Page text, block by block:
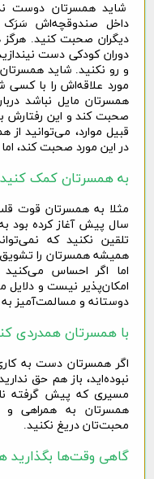
شاید همسرتان دوست
داخل صندوقچه‌‌اش سَرَک
دیگران صحبت کنید. هرگز
دوران کودکی دست
و رو نکنید. شاید
مورد علاقه‌اش را با
همسرتان مایل نباشد
صحبت کند و این رفتارش
قبیل موارد، می‌توانید
در این مورد صحبت کند،
به همسرتان کمک
مثلا به همسرتان قوت
سال پیش آغاز کرده بود
تلقین نکنید که
همیشه همسرتان را تشویق
اما اگر احساس
امکان‌پذیر نیست و دلایل
دوستانه و مسالمت‌آمیز
با همسرتان همدردی
اگر همسرتان دست به
نبوده‌اید، باز هم حق
مسیری که پیش گرفته
همسرتان به همراهی و
محبت‌تان دریغ نکنید.
گاهی وقت‌ها بگذارید